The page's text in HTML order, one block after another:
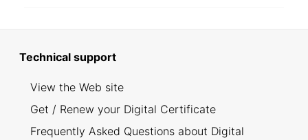
Technical support
View the Web site
Get / Renew your Digital Certificate
Frequently Asked Questions about Digital